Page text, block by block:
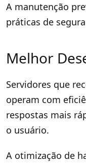
A manutenção
práticas de
Melhor
Servidores que
operam com
respostas mais
o usuário.
A otimização de